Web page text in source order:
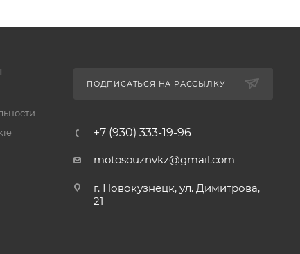
ПОДПИСАТЬСЯ НА РАССЫЛКУ
+7 (930) 333-19-96
motosouznvkz@gmail.com
г. Новокузнецк, ул. Димитрова,
21